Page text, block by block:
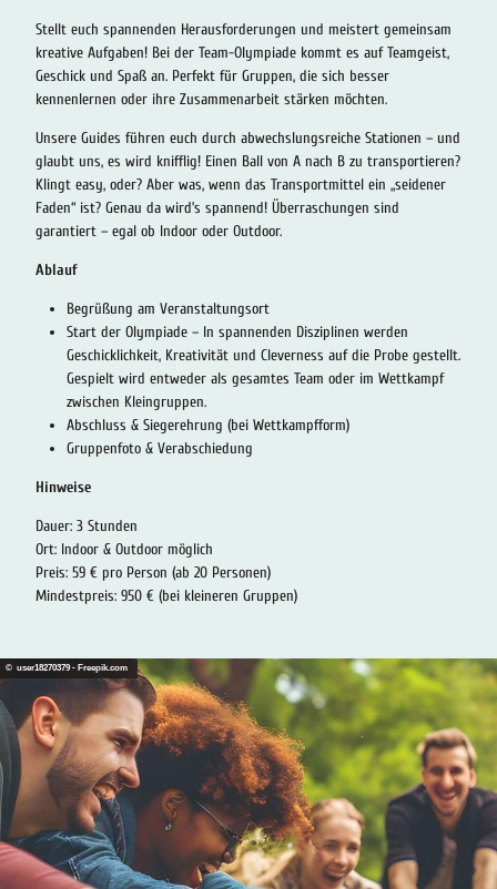
Stellt euch spannenden Herausforderungen und meistert gemeinsam
kreative Aufgaben! Bei der Team-Olympiade kommt es auf Teamgeist,
Geschick und Spaß an. Perfekt für Gruppen, die sich besser
kennenlernen oder ihre Zusammenarbeit stärken möchten.
Unsere Guides führen euch durch abwechslungsreiche Stationen – und
glaubt uns, es wird knifflig! Einen Ball von A nach B zu transportieren?
Klingt easy, oder? Aber was, wenn das Transportmittel ein „seidener
Faden“ ist? Genau da wird’s spannend! Überraschungen sind
garantiert – egal ob Indoor oder Outdoor.
Ablauf
Begrüßung am Veranstaltungsort
Start der Olympiade – In spannenden Disziplinen werden
Geschicklichkeit, Kreativität und Cleverness auf die Probe gestellt.
Gespielt wird entweder als gesamtes Team oder im Wettkampf
zwischen Kleingruppen.
Abschluss & Siegerehrung (bei Wettkampfform)
Gruppenfoto & Verabschiedung
Hinweise
Dauer: 3 Stunden
Ort: Indoor & Outdoor möglich
Preis: 59 € pro Person (ab 20 Personen)
Mindestpreis: 950 € (bei kleineren Gruppen)
© user18270379 - Freepik.com